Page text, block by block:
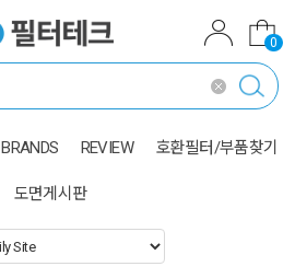
0
BRANDS REVIEW 호환필터/부품찾기
도면게시판